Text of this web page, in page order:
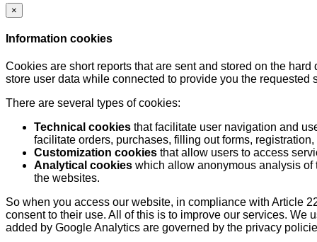
×
Information cookies
Cookies are short reports that are sent and stored on the
store user data while connected to provide you the
There are several types of cookies:
Technical cookies that facilitate user navigation and
facilitate orders, purchases, filling out forms,
Customization cookies that allow users to access
Analytical cookies which allow anonymous analysis
the websites.
So when you access our website, in compliance with Article
consent to their use. All of this is to improve our services.
added by Google Analytics are governed by the privacy